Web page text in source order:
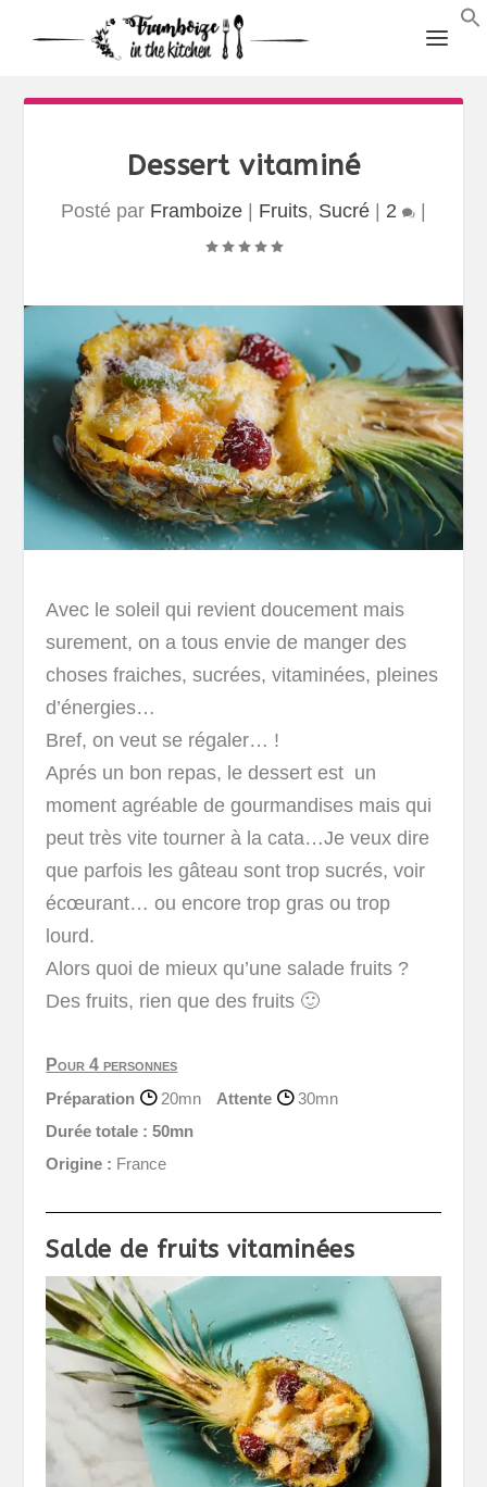
Dessert vitaminé
Posté par Framboize Fruits, Sucré 2
Avec le soleil qui revient doucement mais
surement, on a tous envie de manger des
choses fraiches, sucrées, vitaminées, pleines
d’énergies…
Bref, on veut se régaler… !
Aprés un bon repas, le dessert est un
moment agréable de gourmandises mais qui
peut très vite tourner à la cata…Je veux dire
que parfois les gâteau sont trop sucrés, voir
écœurant… ou encore trop gras ou trop
lourd.
Alors quoi de mieux qu’une salade fruits ?
Des fruits, rien que des fruits 🙂
Pour 4 personnes
Préparation
20mn Attente
30mn
Durée totale : 50mn
Origine : France
Salde de fruits vitaminées